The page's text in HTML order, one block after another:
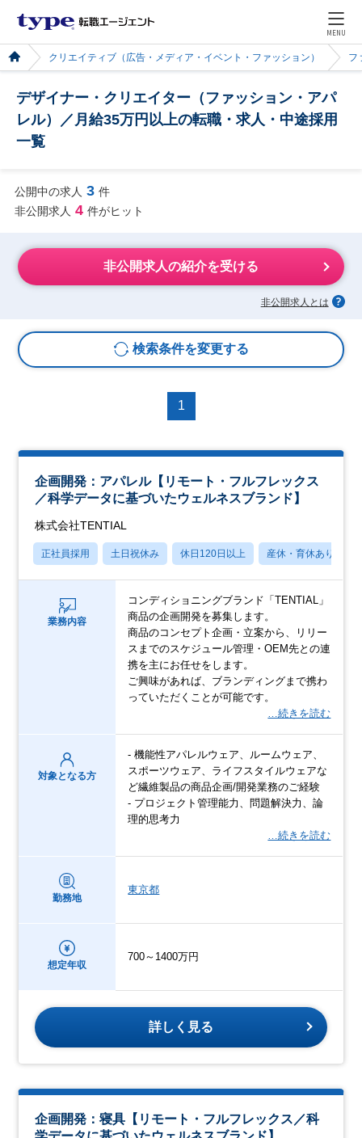
MENU
クリエイティブ（広告・メディア・イベント・ファッション） フ
デザイナー・クリエイター（ファッション・アパ
レル）／月給35万円以上の転職・求人・中途採用
一覧
公開中の求人 3 件
非公開求人 4 件がヒット
非公開求人の紹介を受ける
非公開求人とは
検索条件を変更する
1
企画開発：アパレル【リモート・フルフレックス
／科学データに基づいたウェルネスブランド】
株式会社TENTIAL
正社員採用 土日祝休み 休日120日以上 産休・育休あり
業務内容
コンディショニングブランド「TENTIAL」
商品の企画開発を募集します。
商品のコンセプト企画・立案から、リリー
スまでのスケジュール管理・OEM先との連
携を主にお任せをします。
ご興味があれば、ブランディングまで携わ
っていただくことが可能です。
…続きを読む
対象となる方
- 機能性アパレルウェア、ルームウェア、
スポーツウェア、ライフスタイルウェアな
ど繊維製品の商品企画/開発業務のご経験
- プロジェクト管理能力、問題解決力、論
理的思考力
…続きを読む
勤務地
東京都
想定年収
700～1400万円
詳しく見る
企画開発：寝具【リモート・フルフレックス／科